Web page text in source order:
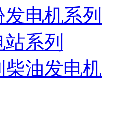
发电机系列
系列
柴油发电机